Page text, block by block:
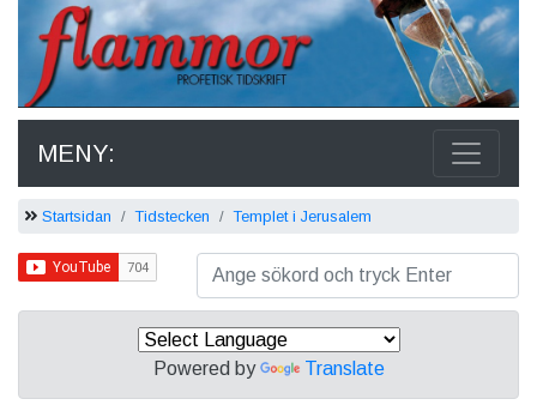
MENY:
Startsidan Tidstecken Templet i Jerusalem
Powered by Translate